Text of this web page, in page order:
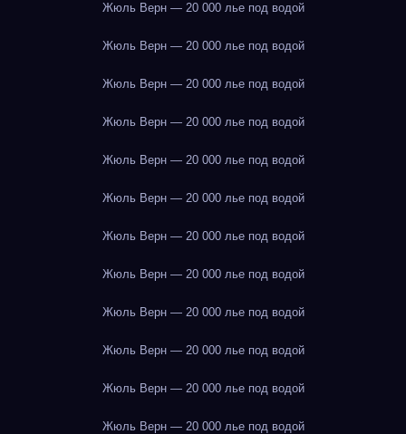
Жюль Верн — 20 000 лье под водой
Жюль Верн — 20 000 лье под водой
Жюль Верн — 20 000 лье под водой
Жюль Верн — 20 000 лье под водой
Жюль Верн — 20 000 лье под водой
Жюль Верн — 20 000 лье под водой
Жюль Верн — 20 000 лье под водой
Жюль Верн — 20 000 лье под водой
Жюль Верн — 20 000 лье под водой
Жюль Верн — 20 000 лье под водой
Жюль Верн — 20 000 лье под водой
Жюль Верн — 20 000 лье под водой